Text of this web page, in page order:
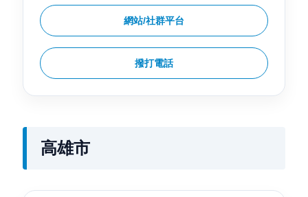
網站/社群平台
撥打電話
高雄市